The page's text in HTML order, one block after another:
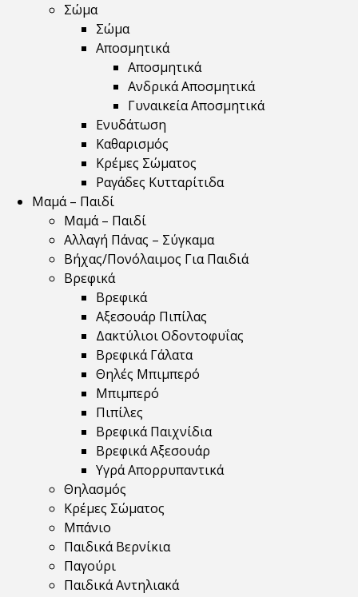
Σώμα
Σώμα
Αποσμητικά
Αποσμητικά
Ανδρικά Αποσμητικά
Γυναικεία Αποσμητικά
Ενυδάτωση
Καθαρισμός
Κρέμες Σώματος
Ραγάδες Κυτταρίτιδα
Μαμά – Παιδί
Μαμά – Παιδί
Αλλαγή Πάνας – Σύγκαμα
Βήχας/Πονόλαιμος Για Παιδιά
Βρεφικά
Βρεφικά
Αξεσουάρ Πιπίλας
Δακτύλιοι Οδοντοφυΐας
Βρεφικά Γάλατα
Θηλές Μπιμπερό
Μπιμπερό
Πιπίλες
Βρεφικά Παιχνίδια
Βρεφικά Αξεσουάρ
Υγρά Απορρυπαντικά
Θηλασμός
Κρέμες Σώματος
Μπάνιο
Παιδικά Βερνίκια
Παγούρι
Παιδικά Αντηλιακά